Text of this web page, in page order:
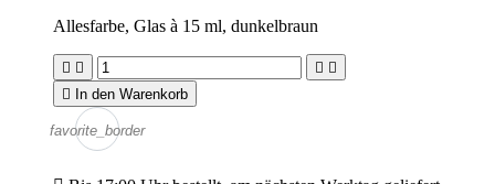
Allesfarbe, Glas à 15 ml, dunkelbraun
   

In den Warenkorb
favorite_border